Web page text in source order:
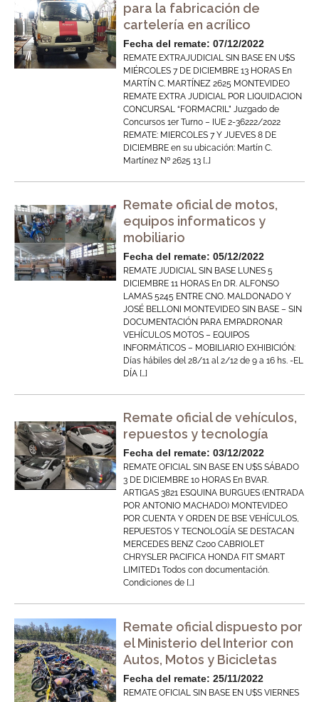
para la fabricación de
cartelería en acrílico
Fecha del remate: 07/12/2022
REMATE EXTRAJUDICIAL SIN BASE EN U$S
MIÉRCOLES 7 DE DICIEMBRE 13 HORAS En
MARTÍN C. MARTÍNEZ 2625 MONTEVIDEO
REMATE EXTRA JUDICIAL POR LIQUIDACION
CONCURSAL “FORMACRIL” Juzgado de
Concursos 1er Turno – IUE 2-36222/2022
REMATE: MIERCOLES 7 Y JUEVES 8 DE
DICIEMBRE en su ubicación: Martín C.
Martínez Nº 2625 13 […]
Remate oficial de motos,
equipos informaticos y
mobiliario
Fecha del remate: 05/12/2022
REMATE JUDICIAL SIN BASE LUNES 5
DICIEMBRE 11 HORAS En DR. ALFONSO
LAMAS 5245 ENTRE CNO. MALDONADO Y
JOSÉ BELLONI MONTEVIDEO SIN BASE – SIN
DOCUMENTACIÓN PARA EMPADRONAR
VEHÍCULOS MOTOS – EQUIPOS
INFORMÁTICOS – MOBILIARIO EXHIBICIÓN:
Días hábiles del 28/11 al 2/12 de 9 a 16 hs. -EL
DÍA […]
Remate oficial de vehículos,
repuestos y tecnología
Fecha del remate: 03/12/2022
REMATE OFICIAL SIN BASE EN U$S SÁBADO
3 DE DICIEMBRE 10 HORAS En BVAR.
ARTIGAS 3821 ESQUINA BURGUES (ENTRADA
POR ANTONIO MACHADO) MONTEVIDEO
POR CUENTA Y ORDEN DE BSE VEHÍCULOS,
REPUESTOS Y TECNOLOGÍA SE DESTACAN
MERCEDES BENZ C200 CABRIOLET
CHRYSLER PACIFICA HONDA FIT SMART
LIMITED1 Todos con documentación.
Condiciones de […]
Remate oficial dispuesto por
el Ministerio del Interior con
Autos, Motos y Bicicletas
Fecha del remate: 25/11/2022
REMATE OFICIAL SIN BASE EN U$S VIERNES